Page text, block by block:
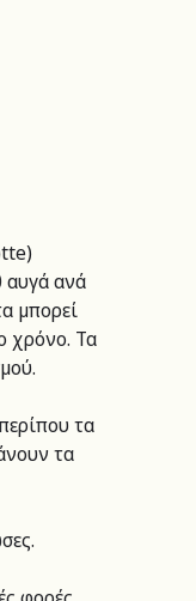
αυγά ανά
μπορεί
χρόνο. Τα
τα
τα